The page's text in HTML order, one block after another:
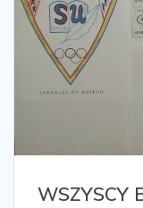
WSZYSCY